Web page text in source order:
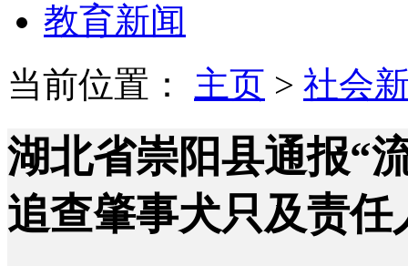
教育新闻
当前位置： 主页 > 社会
湖北省崇阳县通报“
追查肇事犬只及责任